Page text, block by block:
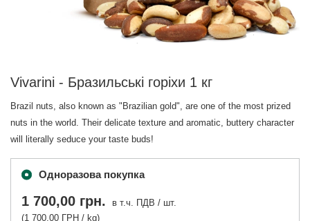
Vivarini - Бразильські горіхи 1 кг
Brazil nuts, also known as "Brazilian gold", are one of the most prized
nuts in the world. Their delicate texture and aromatic, buttery character
will literally seduce your taste buds!
Одноразова покупка
1 700,00 грн. в т.ч. ПДВ / шт.
(1 700,00 ГРН / kg)